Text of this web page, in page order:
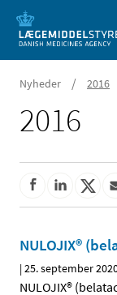
Nyheder / 2016
2016
NULOJIX®
|25. september
NULOJIX®